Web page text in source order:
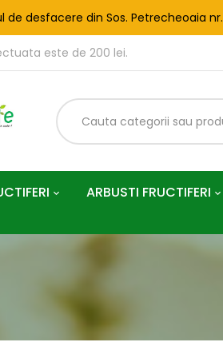
de desfacere din Sos. Petrecheoaia
este de 200 lei.
ARBUSTI FRUCTIFERI